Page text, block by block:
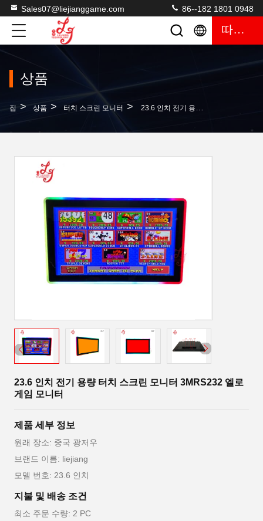
Sales07@liejianggame.com 86--182 1801 0948
따옴표
상품
집 > 상품 > 터치 스크린 모니터 > 23.6 인치 전기 용량 터치 스크린 모니터 3MRS232 엘로 게임 모니터
23.6 인치 전기 용량 터치 스크린 모니터 3MRS232 엘로
게임 모니터
제품 세부 정보
원래 장소: 중국 광저우
브랜드 이름: liejiang
모델 번호: 23.6 인치
지불 및 배송 조건
최소 주문 수량: 2 PC